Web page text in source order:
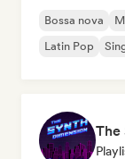
Bossa nova
Latin Pop
The